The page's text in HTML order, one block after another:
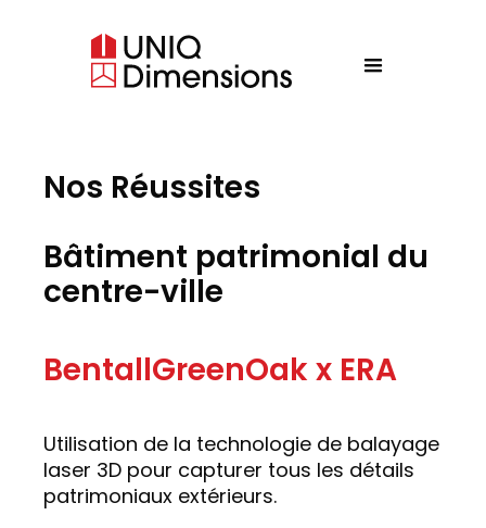
Nos Réussites
Bâtiment patrimonial du
centre-ville
BentallGreenOak x ERA
Utilisation de la technologie de balayage
laser 3D pour capturer tous les détails
patrimoniaux extérieurs.